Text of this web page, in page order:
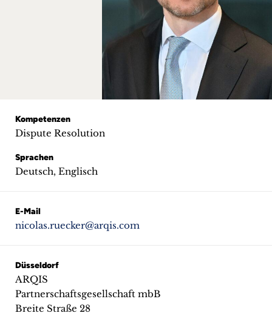
+
Team
Philosophie
Kontakt
Kompetenzen
Dispute Resolution
Sprachen
Deutsch, Englisch
E-Mail
nicolas.ruecker@arqis.com
Düsseldorf
ARQIS
Partnerschaftsgesellschaft mbB
Breite Straße 28